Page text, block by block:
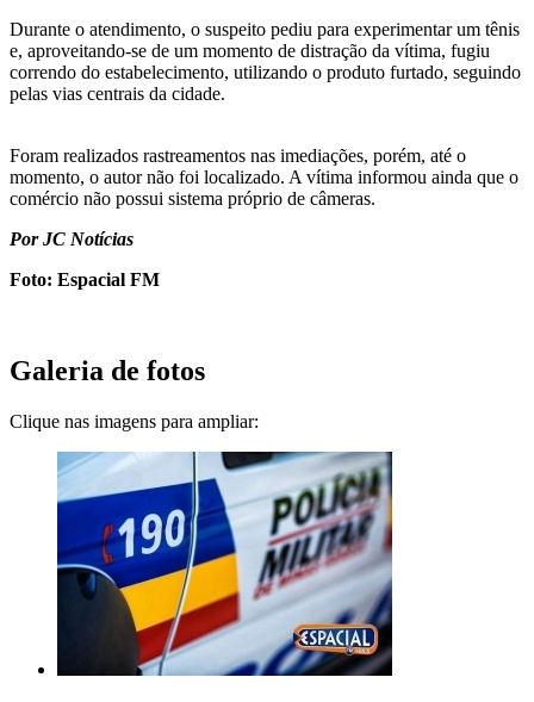
Durante o atendimento, o suspeito pediu para experimentar um tênis
e, aproveitando-se de um momento de distração da vítima, fugiu
correndo do estabelecimento, utilizando o produto furtado, seguindo
pelas vias centrais da cidade.
Foram realizados rastreamentos nas imediações, porém, até o
momento, o autor não foi localizado. A vítima informou ainda que o
comércio não possui sistema próprio de câmeras.
Por JC Notícias
Foto: Espacial FM
Galeria de fotos
Clique nas imagens para ampliar: